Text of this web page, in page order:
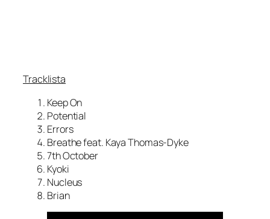
Tracklista
Keep On
Potential
Errors
Breathe feat. Kaya Thomas-Dyke
7th October
Kyoki
Nucleus
Brian